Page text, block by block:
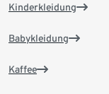
Kinderkleidung
Babykleidung
Kaffee